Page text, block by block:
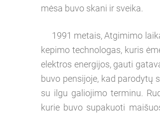
mėsa buvo skani ir sveika.
1991 metais, Atgimimo
kepimo technologas, kuris
elektros energijos, gauti
buvo pensijoje, kad parodytų
su ilgu galiojimo terminu.
kurie buvo supakuoti